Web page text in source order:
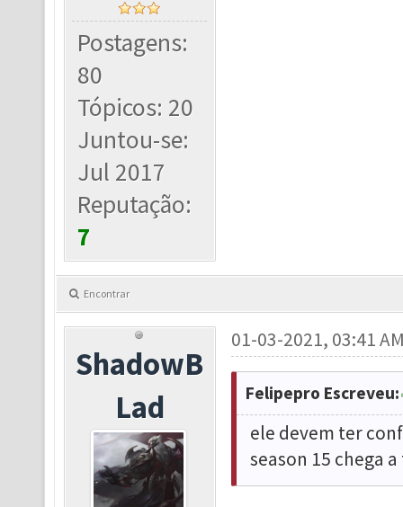
Postagens:
80
Tópicos: 20
Juntou-se:
Jul 2017
Reputação:
7
Encontrar
ShadowB
Lad
01-03-2021, 03:41
Felipepro Escreveu:
ele devem ter
season 15 chega